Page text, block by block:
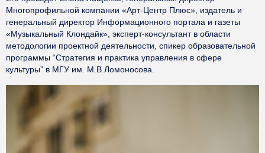
Многопрофильной компании «Арт-Центр Плюс», издатель и
генеральный директор Информационного портала и газеты
«Музыкальный Клондайк», эксперт-консультант в области
методологии проектной деятельности, спикер образовательной
программы “Стратегия и практика управления в сфере
культуры” в МГУ им. М.В.Ломоносова.